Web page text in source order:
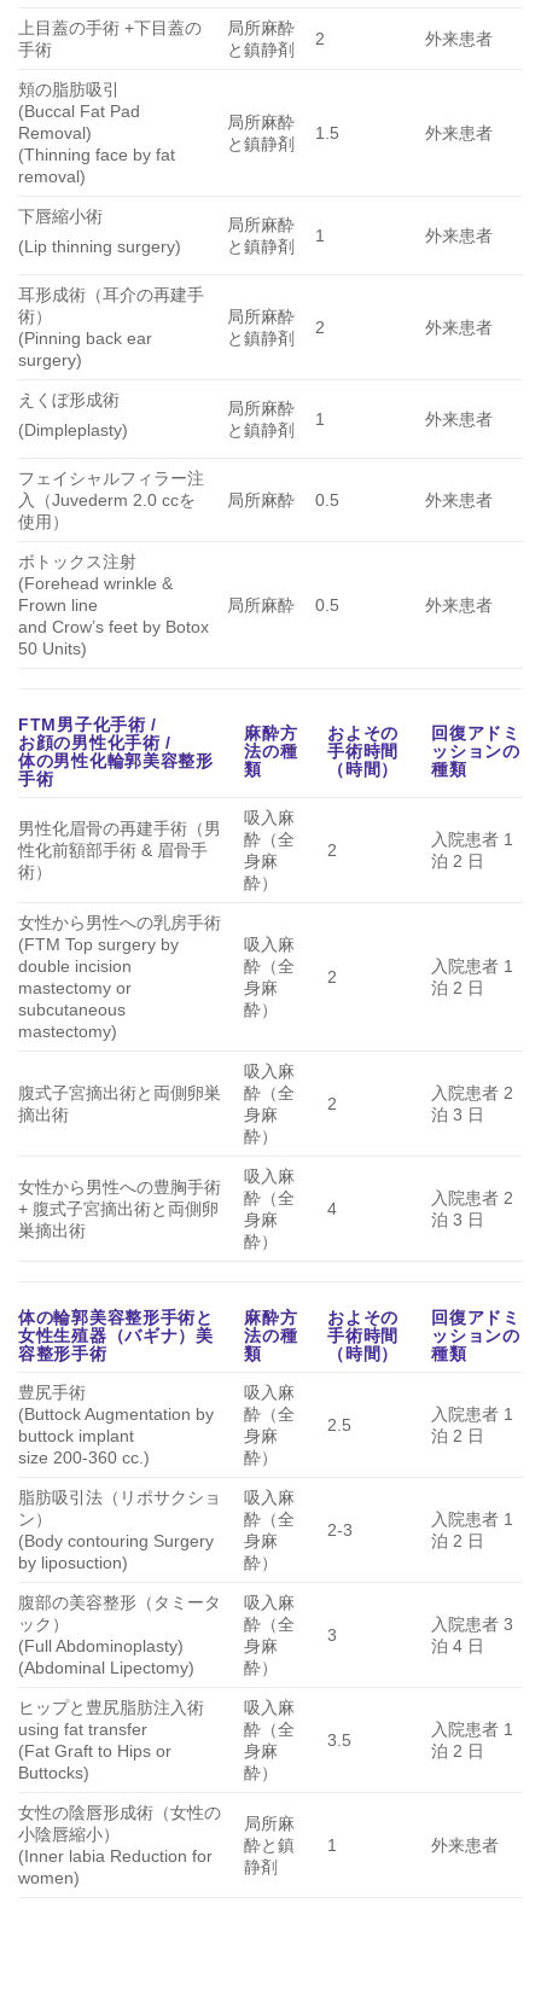
上目蓋の手術 +下目蓋の
手術
局所麻酔
と鎮静剤
2 外来患者
頬の脂肪吸引
(Buccal Fat Pad
Removal)
(Thinning face by fat
removal)
局所麻酔
と鎮静剤
1.5 外来患者
下唇縮小術
(Lip thinning surgery)
局所麻酔
と鎮静剤
1 外来患者
耳形成術（耳介の再建手
術）
(Pinning back ear
surgery)
局所麻酔
と鎮静剤
2 外来患者
えくぼ形成術
(Dimpleplasty)
局所麻酔
と鎮静剤
1 外来患者
フェイシャルフィラー注
入（Juvederm 2.0 ccを
使用）
局所麻酔 0.5 外来患者
ボトックス注射
(Forehead wrinkle &
Frown line
and Crow’s feet by Botox
50 Units)
局所麻酔 0.5 外来患者
FTM男子化手術 /
お顔の男性化手術 /
体の男性化輪郭美容整形
手術
麻酔方
法の種
類
およその
手術時間
（時間）
回復アドミ
ッションの
種類
男性化眉骨の再建手術（男
性化前額部手術 & 眉骨手
術）
吸入麻
酔（全
身麻
酔）
2
入院患者 1
泊 2 日
女性から男性への乳房手術
(FTM Top surgery by
double incision
mastectomy or
subcutaneous
mastectomy)
吸入麻
酔（全
身麻
酔）
2
入院患者 1
泊 2 日
腹式子宮摘出術と両側卵巣
摘出術
吸入麻
酔（全
身麻
酔）
2
入院患者 2
泊 3 日
女性から男性への豊胸手術
+ 腹式子宮摘出術と両側卵
巣摘出術
吸入麻
酔（全
身麻
酔）
4
入院患者 2
泊 3 日
体の輪郭美容整形手術と
女性生殖器（バギナ）美
容整形手術
麻酔方
法の種
類
およその
手術時間
（時間）
回復アドミ
ッションの
種類
豊尻手術
(Buttock Augmentation by
buttock implant
size 200-360 cc.)
吸入麻
酔（全
身麻
酔）
2.5
入院患者 1
泊 2 日
脂肪吸引法（リポサクショ
ン）
(Body contouring Surgery
by liposuction)
吸入麻
酔（全
身麻
酔）
2-3
入院患者 1
泊 2 日
腹部の美容整形（タミータ
ック）
(Full Abdominoplasty)
(Abdominal Lipectomy)
吸入麻
酔（全
身麻
酔）
3
入院患者 3
泊 4 日
ヒップと豊尻脂肪注入術
using fat transfer
(Fat Graft to Hips or
Buttocks)
吸入麻
酔（全
身麻
酔）
3.5
入院患者 1
泊 2 日
女性の陰唇形成術（女性の
小陰唇縮小）
(Inner labia Reduction for
women)
局所麻
酔と鎮
静剤
1 外来患者